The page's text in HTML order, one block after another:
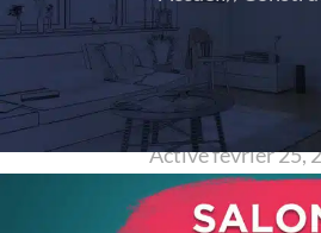
Salon de la
Saintes
Activé février 25,